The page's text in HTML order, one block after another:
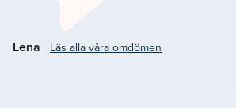
Norrbottens län. Vårt mål är att
Lena Läs alla våra omdömen